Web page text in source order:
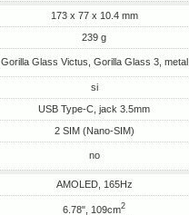
173 x 77 x 10.4 mm
239 g
Gorilla Glass Victus, Gorilla Glass 3, metal
si
USB Type-C, jack 3.5mm
2 SIM (Nano-SIM)
no
AMOLED, 165Hz
6.78", 109cm2